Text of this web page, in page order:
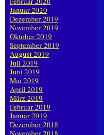
Januar 2020
Dezember 2019
November 2019
Oktober 2019
September 2019
August 2019
Juli 2019
Juni 2019
Mai 2019
April 2019
März 2019
Februar 2019
Januar 2019
Dezember 2018
November 2018